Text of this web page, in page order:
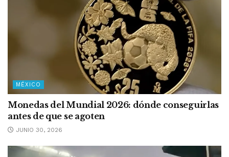
MÉXICO
Monedas del Mundial 2026: dónde conseguirlas
antes de que se agoten
JUNIO 30, 2026